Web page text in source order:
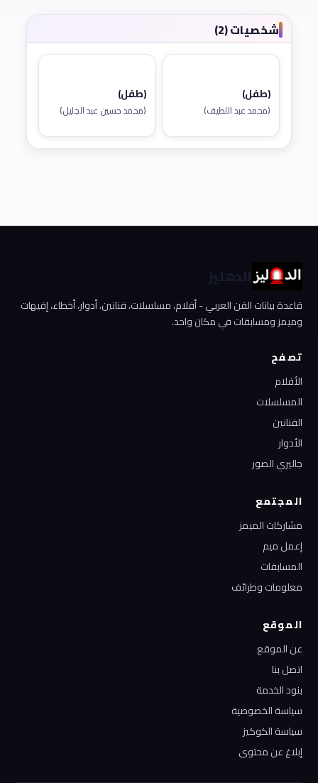
شخصيات (2)
(طفل)
(محمد عبد اللطيف)
(طفل)
(محمد حسين عبد الجليل)
الدهليز
قاعدة بيانات الفن العربي - أفلام، مسلسلات، فنانين، أدوار، أخطاء، إفيهات
وميمز ومسابقات في مكان واحد.
تصفح
الأفلام
المسلسلات
الفنانين
الأدوار
جاليري الصور
المجتمع
مشاركات الميمز
إعمل ميم
المسابقات
معلومات وطرائف
الموقع
عن الموقع
اتصل بنا
بنود الخدمة
سياسة الخصوصية
سياسة الكوكيز
إبلاغ عن محتوى